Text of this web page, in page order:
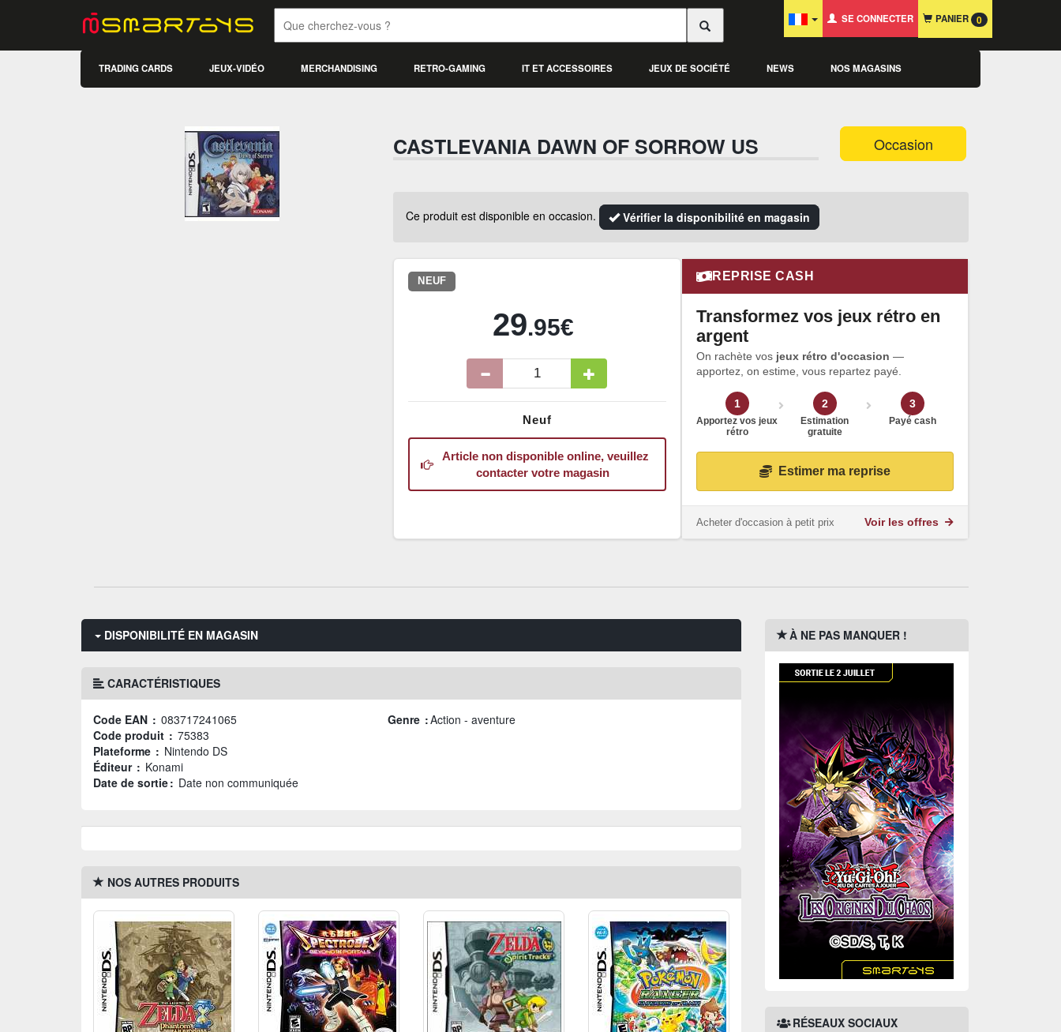
SE CONNECTER PANIER 0
TRADING CARDS JEUX-VIDÉO MERCHANDISING RETRO-GAMING IT ET ACCESSOIRES JEUX DE SOCIÉTÉ NEWS NOS MAGASINS
CASTLEVANIA DAWN OF SORROW US Occasion
Ce produit est disponible en occasion. Vérifier la disponibilité en magasin
NEUF
29.95€
Neuf
Article non disponible online, veuillez
contacter votre magasin
REPRISE CASH
Transformez vos jeux rétro en
argent
On rachète vos jeux rétro d'occasion —
apportez, on estime, vous repartez payé.
1
Apportez vos jeux
rétro
2
Estimation
gratuite
3
Payé cash
Estimer ma reprise
Acheter d'occasion à petit prix Voir les offres
DISPONIBILITÉ EN MAGASIN
CARACTÉRISTIQUES
Code EAN : 083717241065
Code produit : 75383
Plateforme : Nintendo DS
Éditeur : Konami
Date de sortie : Date non communiquée
Genre :Action - aventure
NOS AUTRES PRODUITS
À NE PAS MANQUER !
RÉSEAUX SOCIAUX